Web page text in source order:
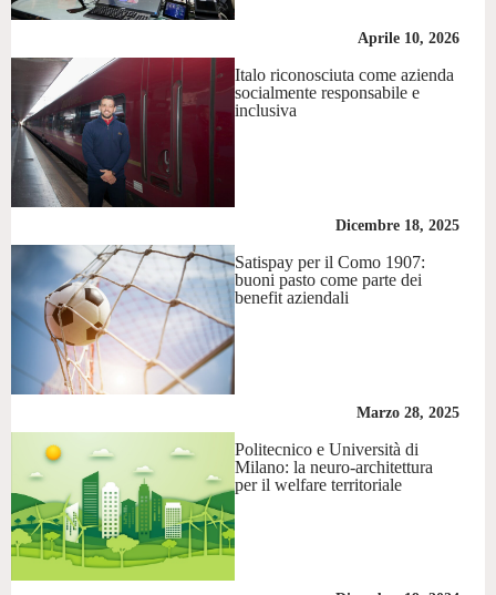
Aprile 10, 2026
Italo riconosciuta come azienda
socialmente responsabile e
inclusiva
Dicembre 18, 2025
Satispay per il Como 1907:
buoni pasto come parte dei
benefit aziendali
Marzo 28, 2025
Politecnico e Università di
Milano: la neuro-architettura
per il welfare territoriale